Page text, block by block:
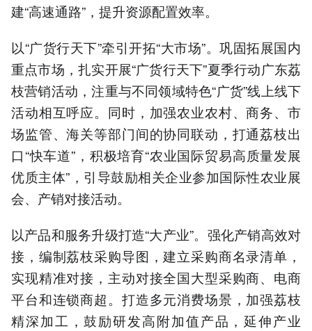
建“高速通路”，提升资源配置效率。
以“广货行天下”牵引开拓“大市场”。巩固拓展国内
重点市场，扎实开展“广货行天下”夏季行动广东荔
枝营销活动，注重与不同领域特色“广货”线上线下
活动相互呼应。同时，加强农业农村、商务、市
场监管、海关等部门间的协同联动，打通荔枝出
口“快车道”，积极培育“农业国际贸易高质量发展
优质主体”，引导鼓励相关企业参加国际性农业展
会、产销对接活动。
以产品和服务升级打造“大产业”。强化产销高效对
接，编制荔枝采购导图，建立采购商名录清单，
实现精准对接，主动对接全国大型采购商、电商
平台和连锁商超。打造多元消费场景，加强荔枝
精深加工，鼓励研发高附加值产品，延伸产业